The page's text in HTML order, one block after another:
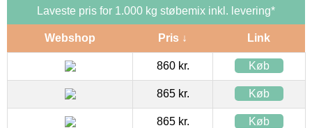
Laveste pris for 1.000 kg støbemix inkl. levering*
Webshop Pris ↓ Link
860 kr. Køb
865 kr. Køb
865 kr. Køb